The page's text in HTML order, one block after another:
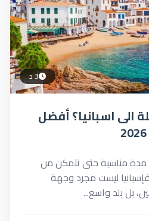
3 د
الى اسبانيا؟ أفضل
مدة مناسبة حتى تتمكن من
فإسبانيا ليست مجرد وجهة
بل بلد واسع...